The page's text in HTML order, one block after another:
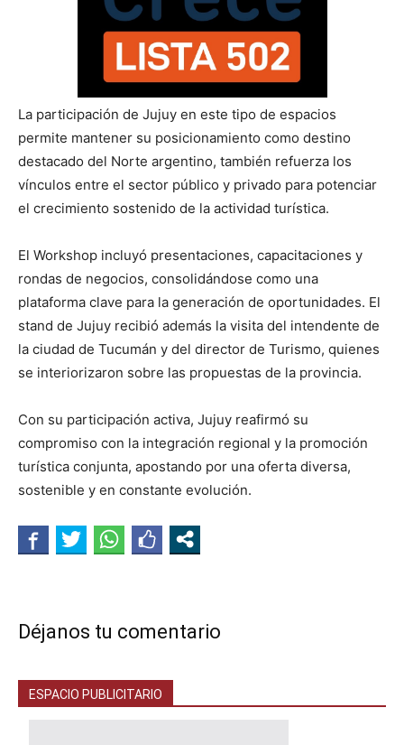
La participación de Jujuy en este tipo de espacios
permite mantener su posicionamiento como destino
destacado del Norte argentino, también refuerza los
vínculos entre el sector público y privado para potenciar
el crecimiento sostenido de la actividad turística.
El Workshop incluyó presentaciones, capacitaciones y
rondas de negocios, consolidándose como una
plataforma clave para la generación de oportunidades. El
stand de Jujuy recibió además la visita del intendente de
la ciudad de Tucumán y del director de Turismo, quienes
se interiorizaron sobre las propuestas de la provincia.
Con su participación activa, Jujuy reafirmó su
compromiso con la integración regional y la promoción
turística conjunta, apostando por una oferta diversa,
sostenible y en constante evolución.
Déjanos tu comentario
ESPACIO PUBLICITARIO